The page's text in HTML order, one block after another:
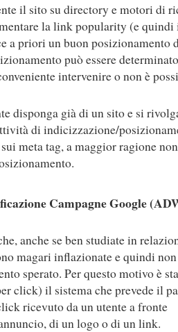
il sito su directory e motori di
la link popularity (e
a priori un buon posizionamento
può essere
intervenire o non è
disponga già di un sito e si
di indicizzazione/
meta tag, a maggior ragione
Campagne Google
anche se ben studiate in
magari inflazionate e quindi
sperato. Per questo motivo è
click) il sistema che prevede il
ricevuto da un utente a fronte
di un logo o di un link.